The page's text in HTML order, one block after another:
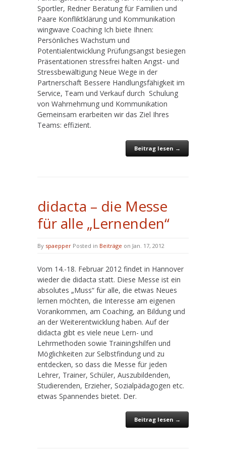
Sportler, Redner Beratung für Familien und
Paare Konfliktklärung und Kommunikation
wingwave Coaching Ich biete Ihnen:
Persönliches Wachstum und
Potentialentwicklung Prüfungsangst besiegen
Präsentationen stressfrei halten Angst- und
Stressbewältigung Neue Wege in der
Partnerschaft Bessere Handlungsfähigkeit im
Service, Team und Verkauf durch Schulung
von Wahrnehmung und Kommunikation
Gemeinsam erarbeiten wir das Ziel Ihres
Teams: effizient.
Beitrag lesen →
didacta – die Messe
für alle „Lernenden“
By spaepper Posted in Beiträge on Jan. 17, 2012
Vom 14.-18. Februar 2012 findet in Hannover
wieder die didacta statt. Diese Messe ist ein
absolutes „Muss“ für alle, die etwas Neues
lernen möchten, die Interesse am eigenen
Vorankommen, am Coaching, an Bildung und
an der Weiterentwicklung haben. Auf der
didacta gibt es viele neue Lern- und
Lehrmethoden sowie Trainingshilfen und
Möglichkeiten zur Selbstfindung und zu
entdecken, so dass die Messe für jeden
Lehrer, Trainer, Schüler, Auszubildenden,
Studierenden, Erzieher, Sozialpädagogen etc.
etwas Spannendes bietet. Der.
Beitrag lesen →